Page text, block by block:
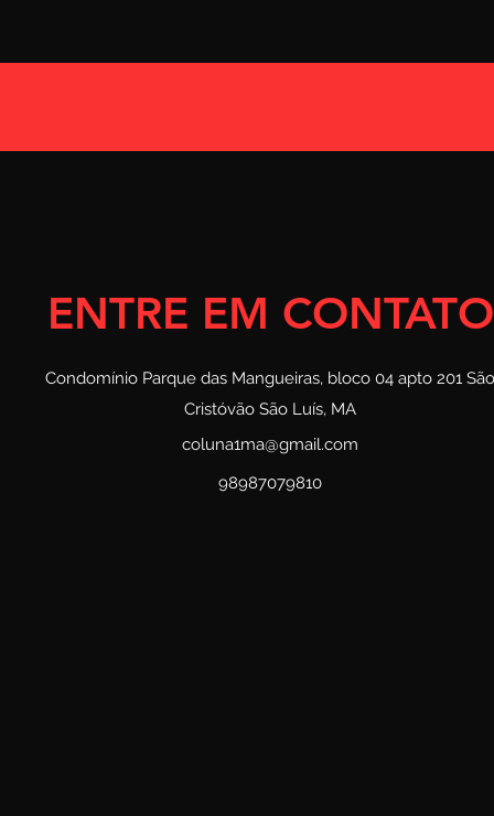
ENTRE EM CONTATO
Condomínio Parque das Mangueiras, bloco 04 apto 201 São
Cristóvão São Luís, MA
coluna1ma@gmail.com
98987079810